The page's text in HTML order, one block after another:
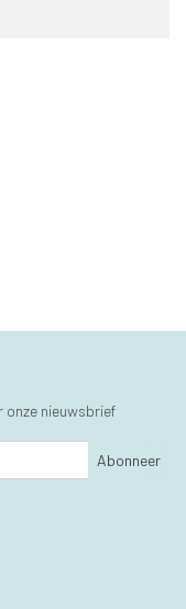
onze nieuwsbrief
Abonneer